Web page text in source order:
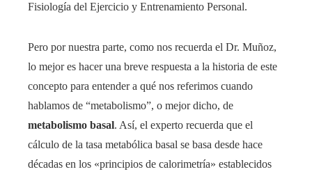
Fisiología del Ejercicio y Entrenamiento Personal.
Pero por nuestra parte, como nos recuerda el Dr. Muñoz,
lo mejor es hacer una breve respuesta a la historia de este
concepto para entender a qué nos referimos cuando
hablamos de “metabolismo”, o mejor dicho, de
metabolismo basal. Así, el experto recuerda que el
cálculo de la tasa metabólica basal se basa desde hace
décadas en los «principios de calorimetría» establecidos